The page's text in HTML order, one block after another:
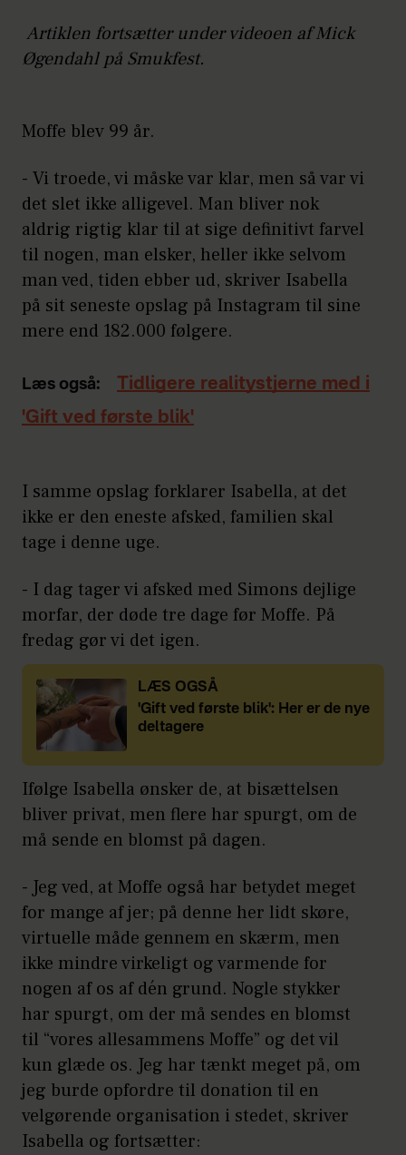
Artiklen fortsætter under videoen af Mick
Øgendahl på Smukfest.
Moffe blev 99 år.
- Vi troede, vi måske var klar, men så var vi
det slet ikke alligevel. Man bliver nok
aldrig rigtig klar til at sige definitivt farvel
til nogen, man elsker, heller ikke selvom
man ved, tiden ebber ud, skriver Isabella
på sit seneste opslag på Instagram til sine
mere end 182.000 følgere.
Læs også:
Tidligere realitystjerne med i
'Gift ved første blik'
I samme opslag forklarer Isabella, at det
ikke er den eneste afsked, familien skal
tage i denne uge.
- I dag tager vi afsked med Simons dejlige
morfar, der døde tre dage før Moffe. På
fredag gør vi det igen.
LÆS OGSÅ
'Gift ved første blik': Her er de nye
deltagere
Ifølge Isabella ønsker de, at bisættelsen
bliver privat, men flere har spurgt, om de
må sende en blomst på dagen.
- Jeg ved, at Moffe også har betydet meget
for mange af jer; på denne her lidt skøre,
virtuelle måde gennem en skærm, men
ikke mindre virkeligt og varmende for
nogen af os af dén grund. Nogle stykker
har spurgt, om der må sendes en blomst
til “vores allesammens Moffe” og det vil
kun glæde os. Jeg har tænkt meget på, om
jeg burde opfordre til donation til en
velgørende organisation i stedet, skriver
Isabella og fortsætter: